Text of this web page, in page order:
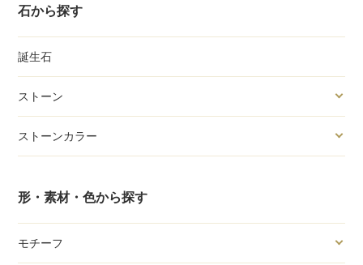
石から探す
誕生石
ストーン
ストーンカラー
形・素材・色から探す
モチーフ